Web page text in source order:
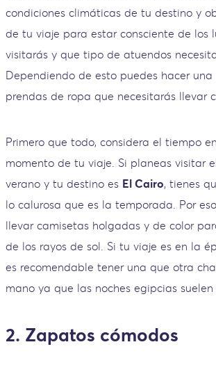
condiciones climáticas de tu destino y
de tu viaje para estar consciente de los
visitarás y que tipo de atuendos
Dependiendo de esto puedes hacer
prendas de ropa que necesitarás llevar
Primero que todo, considera el tiempo
momento de tu viaje. Si planeas visitar
verano y tu destino es El Cairo, tienes
lo calurosa que es la temporada. Por
llevar camisetas holgadas y de color
de los rayos de sol. Si tu viaje es en la
es recomendable tener una que otra
mano ya que las noches egipcias
2. Zapatos cómodos